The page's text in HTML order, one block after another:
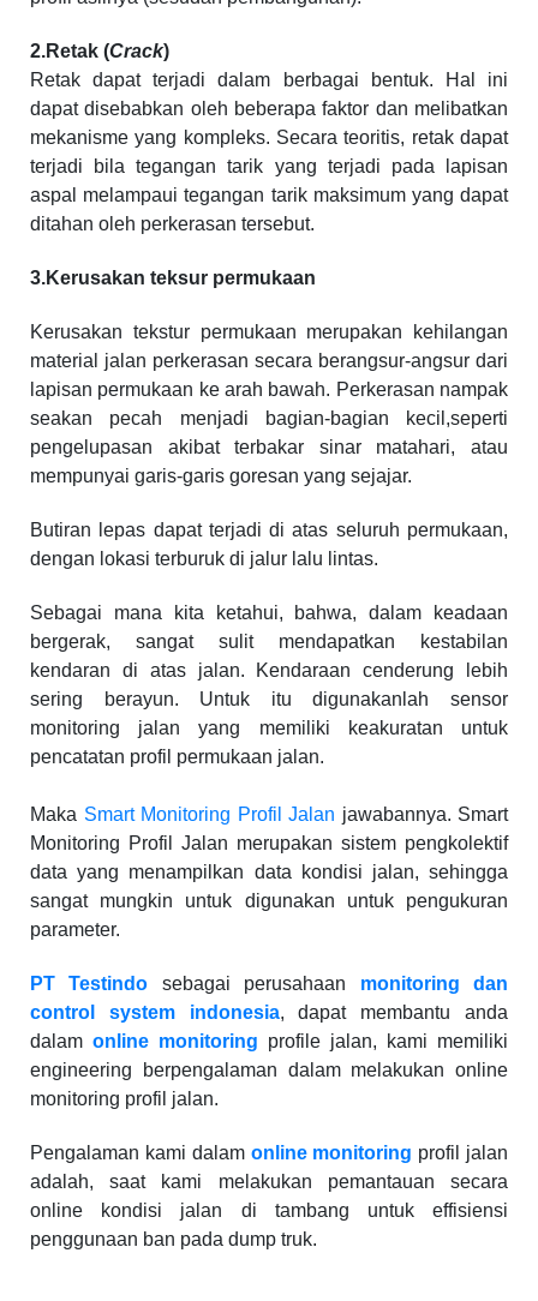
2.Retak (Crack)
Retak dapat terjadi dalam berbagai bentuk. Hal ini
dapat disebabkan oleh beberapa faktor dan melibatkan
mekanisme yang kompleks. Secara teoritis, retak dapat
terjadi bila tegangan tarik yang terjadi pada lapisan
aspal melampaui tegangan tarik maksimum yang dapat
ditahan oleh perkerasan tersebut.
3.Kerusakan teksur permukaan
Kerusakan tekstur permukaan merupakan kehilangan
material jalan perkerasan secara berangsur-angsur dari
lapisan permukaan ke arah bawah. Perkerasan nampak
seakan pecah menjadi bagian-bagian kecil,seperti
pengelupasan akibat terbakar sinar matahari, atau
mempunyai garis-garis goresan yang sejajar.
Butiran lepas dapat terjadi di atas seluruh permukaan,
dengan lokasi terburuk di jalur lalu lintas.
Sebagai mana kita ketahui, bahwa, dalam keadaan
bergerak, sangat sulit mendapatkan kestabilan
kendaran di atas jalan. Kendaraan cenderung lebih
sering berayun. Untuk itu digunakanlah sensor
monitoring jalan yang memiliki keakuratan untuk
pencatatan profil permukaan jalan.
Maka Smart Monitoring Profil Jalan jawabannya. Smart
Monitoring Profil Jalan merupakan sistem pengkolektif
data yang menampilkan data kondisi jalan, sehingga
sangat mungkin untuk digunakan untuk pengukuran
parameter.
PT Testindo sebagai perusahaan monitoring dan
control system indonesia, dapat membantu anda
dalam online monitoring profile jalan, kami memiliki
engineering berpengalaman dalam melakukan online
monitoring profil jalan.
Pengalaman kami dalam online monitoring profil jalan
adalah, saat kami melakukan pemantauan secara
online kondisi jalan di tambang untuk effisiensi
penggunaan ban pada dump truk.